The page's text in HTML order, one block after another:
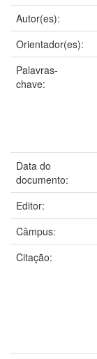
Autor(es):
Orientador(es):
Palavras-
chave:
Data do
documento:
Editor:
Câmpus:
Citação: